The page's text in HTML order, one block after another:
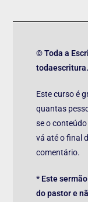
© Toda a
Este curso é
quantas
se o
vá até o final
comentário.
* Este
do pastor e